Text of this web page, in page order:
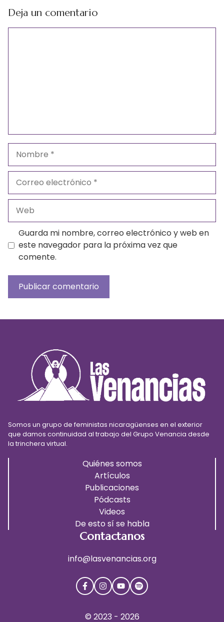
Deja un comentario
Nombre
electrónico
Guarda mi nombre, correo electrónico y web en
este navegador para la próxima vez que
comente.
Somos un grupo de feministas nicaragüenses en el exterior
que damos continuidad al trabajo del Grupo Venancia desde
la trinchera virtual.
Quiénes somos
Artículos
Publicaciones
Pódcasts
Videos
De esto sí se habla
Contactanos
info@lasvenancias.org
© 2023 - 2026